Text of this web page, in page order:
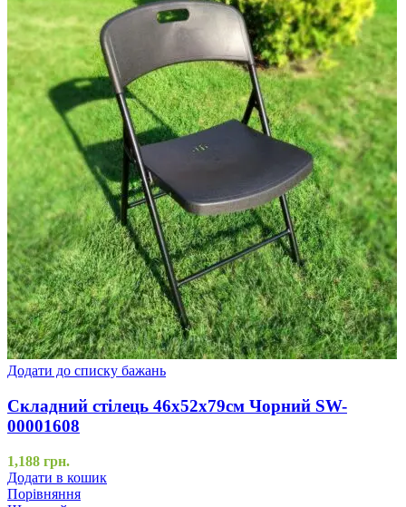
Додати до списку бажань
Складний стілець 46х52х79см Чорний SW-
00001608
1,188 грн.
Додати в кошик
Порівняння